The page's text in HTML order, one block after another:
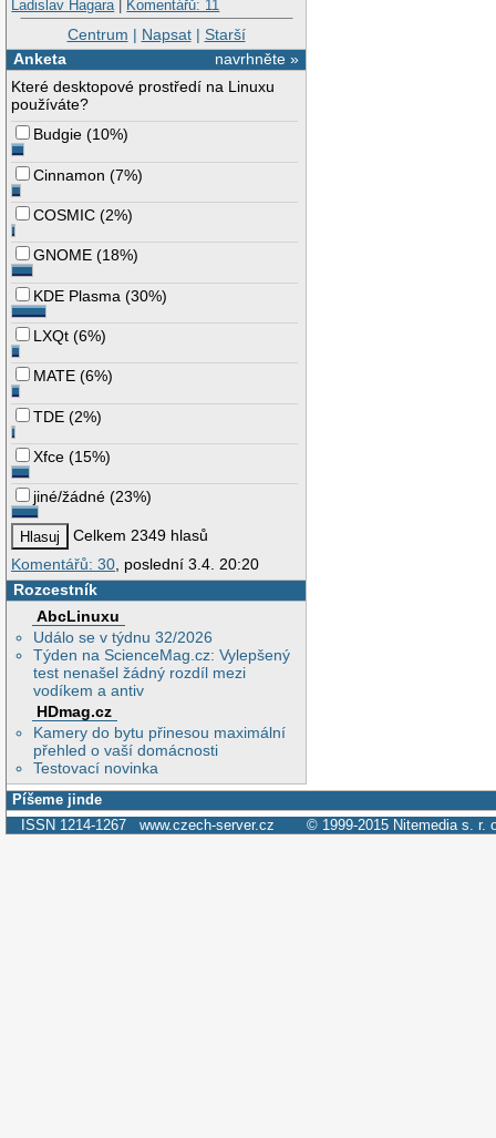
Ladislav Hagara| Komentářů: 11
Centrum | Napsat| Starší
navrhněte »
Anketa
Které desktopové prostředí na Linuxu
používáte?
Budgie (10%)
Cinnamon (7%)
COSMIC (2%)
GNOME (18%)
KDE Plasma (30%)
LXQt (6%)
MATE (6%)
TDE (2%)
Xfce (15%)
jiné/žádné (23%)
Celkem 2349 hlasů
Komentářů: 30 , poslední 3.4. 20:20
Rozcestník
AbcLinuxu
Událo se v týdnu 32/2026
Týden na ScienceMag.cz: Vylepšený
test nenašel žádný rozdíl mezi
vodíkem a antiv
HDmag.cz
Kamery do bytu přinesou maximální
přehled o vaší domácnosti
Testovací novinka
Píšeme jinde
ISSN 1214-1267 www.czech-server.cz © 1999-2015 Nitemedia s. r.